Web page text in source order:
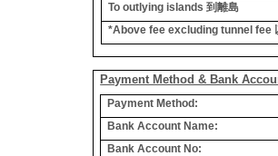
To outlying islands 到離島
*Above fee excluding tunnel fee
Payment Method & Bank
Payment Method:
Bank Account Name:
Bank Account No: